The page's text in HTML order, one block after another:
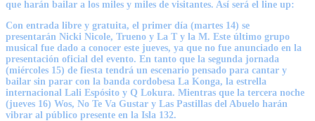
que harán bailar a los miles y miles de visitantes. Así será el line up:
Con entrada libre y gratuita, el primer día (martes 14) se
presentarán Nicki Nicole, Trueno y La T y la M. Este último grupo
musical fue dado a conocer este jueves, ya que no fue anunciado en la
presentación oficial del evento. En tanto que la segunda jornada
(miércoles 15) de fiesta tendrá un escenario pensado para cantar y
bailar sin parar con la banda cordobesa La Konga, la estrella
internacional Lali Espósito y Q Lokura. Mientras que la tercera noche
(jueves 16) Wos, No Te Va Gustar y Las Pastillas del Abuelo harán
vibrar al público presente en la Isla 132.